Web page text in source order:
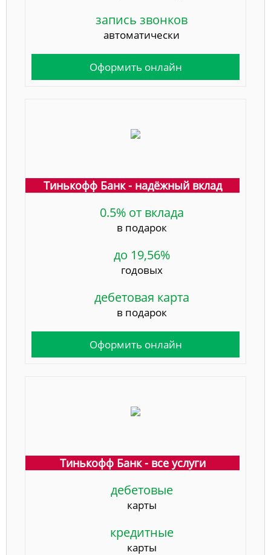
запись звонков
автоматически
Оформить онлайн
Тинькофф Банк - надёжный вклад
0.5% от вклада
в подарок
до 19,56%
годовых
дебетовая карта
в подарок
Оформить онлайн
Тинькофф Банк - все услуги
дебетовые
карты
кредитные
карты